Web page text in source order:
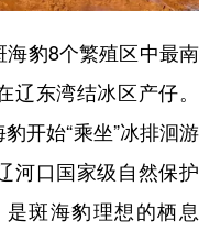
湖北 湖南
海南 重庆
云南 西藏
豹8个繁殖区中最南
辽东湾结冰区产仔。
开始“乘坐”冰排洄游
河口国家级自然保护
斑海豹理想的栖息